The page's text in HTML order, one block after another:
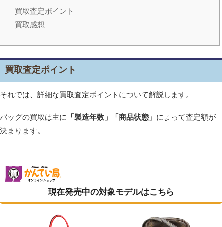
買取査定ポイント
買取感想
買取査定ポイント
それでは、詳細な買取査定ポイントについて解説します。
バッグの買取は主に 「製造年数」「商品状態」 によって査定額が
決まります。
現在発売中の対象モデルはこちら